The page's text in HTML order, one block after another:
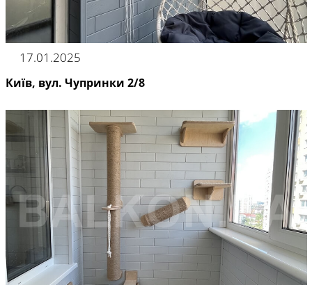
17.01.2025
Київ, вул. Чупринки 2/8